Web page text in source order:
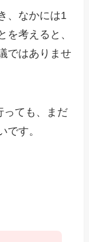
、なかには1
を考えると、
ではありませ
っても、まだ
です。